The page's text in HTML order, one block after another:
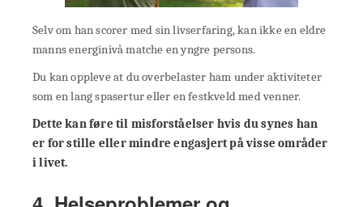
Selv om han scorer med sin livserfaring, kan ikke en eldre
manns energinivå matche en yngre persons.
Du kan oppleve at du overbelaster ham under aktiviteter
som en lang spasertur eller en festkveld med venner.
Dette kan føre til misforståelser hvis du synes han
er for stille eller mindre engasjert på visse områder
i livet.